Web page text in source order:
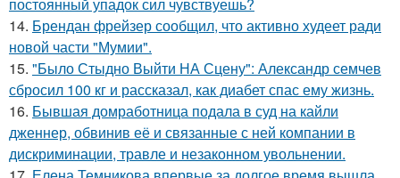
постоянный упадок сил чувствуешь?
14. Брендан фрейзер сообщил, что активно худеет ради
новой части "Мумии".
15. "Было Стыдно Выйти НА Сцену": Александр семчев
сбросил 100 кг и рассказал, как диабет спас ему жизнь.
16. Бывшая домработница подала в суд на кайли
дженнер, обвинив её и связанные с ней компании в
дискриминации, травле и незаконном увольнении.